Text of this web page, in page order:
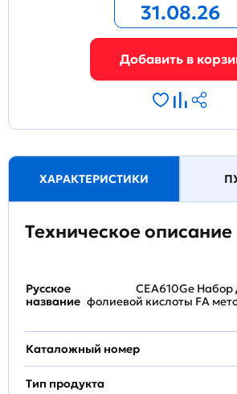
31.08.26
ХАРАКТЕРИСТИКИ
Техническое описание
Русское
название
CEA610Ge
фолиевой кислоты FA
Каталожный номер
Тип продукта